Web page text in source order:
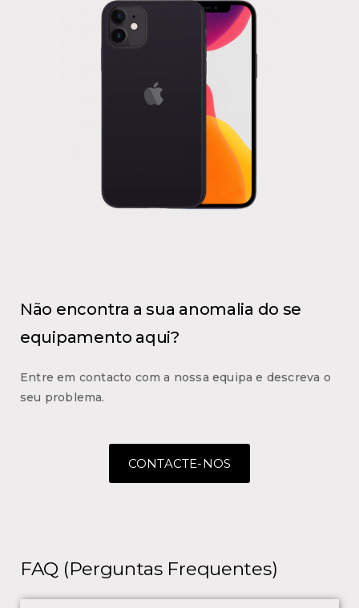
Não encontra a sua anomalia do se
equipamento aqui?
Entre em contacto com a nossa equipa e descreva o
seu problema.
CONTACTE-NOS
FAQ (Perguntas Frequentes)